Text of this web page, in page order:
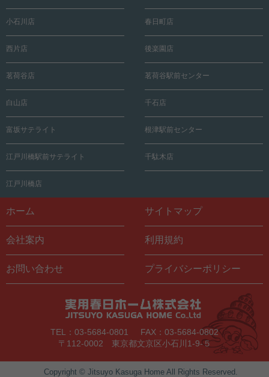
小石川店 春日町店
西片店 後楽園店
茗荷谷店 茗荷谷駅前センター
白山店 千石店
富坂サテライト 根津駅前センター
江戸川橋駅前サテライト 千駄木店
江戸川橋店
ホーム サイトマップ
会社案内 利用規約
お問い合わせ プライバシーポリシー
TEL：03-5684-0801
FAX：03-5684-0802
〒112-0002 東京都文京区小石川1-9-５
Copyright © Jitsuyo Kasuga Home All Rights Reserved.